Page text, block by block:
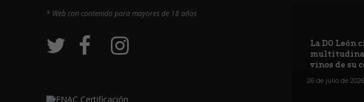
* Web con contenido para mayores de 18 años
La DO León
vinos de su
26 de julio de 2026